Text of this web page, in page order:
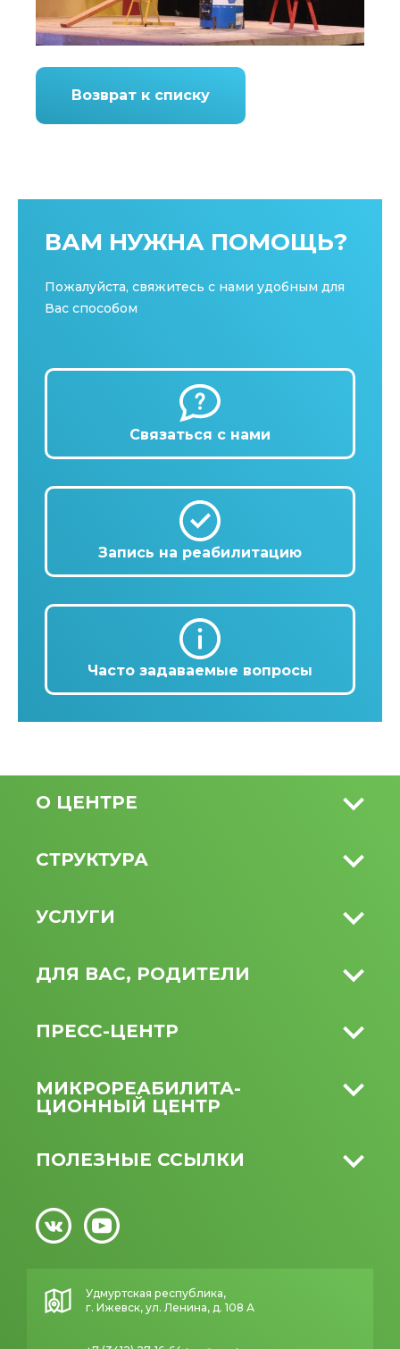
Возврат к списку
ВАМ НУЖНА ПОМОЩЬ?
Пожалуйста, свяжитесь с нами удобным для
Вас способом
Связаться с нами
Запись на реабилитацию
Часто задаваемые вопросы
О ЦЕНТРЕ
СТРУКТУРА
УСЛУГИ
ДЛЯ ВАС, РОДИТЕЛИ
ПРЕСС-ЦЕНТР
МИКРО­РЕАБИЛИТА­
ЦИОННЫЙ ЦЕНТР
ПОЛЕЗНЫЕ ССЫЛКИ
Удмуртская республика,
г. Ижевск, ул. Ленина, д. 108 А